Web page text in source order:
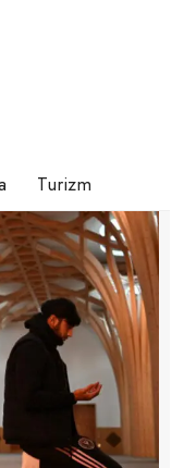
Turizm